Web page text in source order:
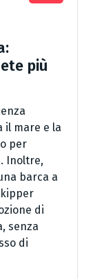
più
il mare e la
per
Inoltre,
barca a
di
senza
di